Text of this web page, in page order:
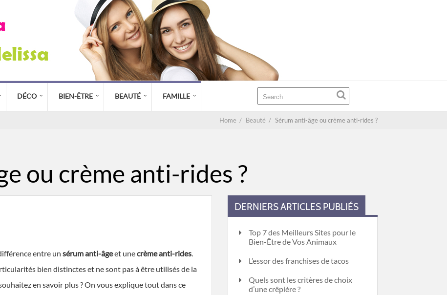
DÉCO BIEN-ÊTRE BEAUTÉ FAMILLE
Home / Beauté / Sérum anti-âge ou crème anti-rides ?
ou crème anti-rides ?
entre un sérum anti-âgeet unecrème anti-rides.
bien distinctes et ne sont pas à être utilisés de la
en savoir plus ? On vous explique tout dans ce
DERNIERS ARTICLES PUBLIÉS
Top 7 des Meilleurs Sites pour le
Bien-Être de Vos Animaux
L’essor des franchises de tacos
Quels sont les critères de choix
d’une crêpière ?